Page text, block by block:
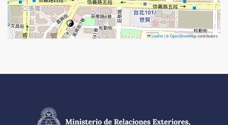
Leaflet|©OpenStreetMapcontributors